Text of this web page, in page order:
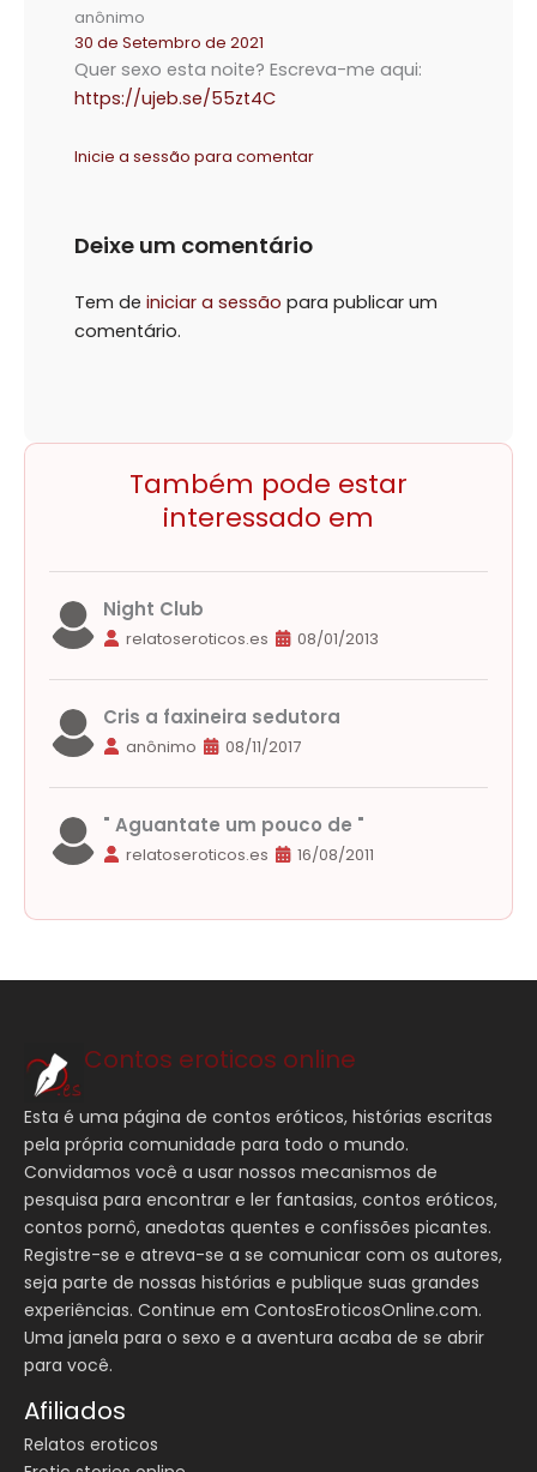
anônimo
30 de Setembro de 2021
Quer sexo esta noite? Escreva-me aqui:
https://ujeb.se/55zt4C
Inicie a sessão para comentar
Deixe um comentário
Tem de iniciar a sessão para publicar um
comentário.
Também pode estar
interessado em
Night Club
relatoseroticos.es 08/01/2013
Cris a faxineira sedutora
anônimo 08/11/2017
" Aguantate um pouco de "
relatoseroticos.es 16/08/2011
Contos eroticos online
Esta é uma página de contos eróticos, histórias escritas
pela própria comunidade para todo o mundo.
Convidamos você a usar nossos mecanismos de
pesquisa para encontrar e ler fantasias, contos eróticos,
contos pornô, anedotas quentes e confissões picantes.
Registre-se e atreva-se a se comunicar com os autores,
seja parte de nossas histórias e publique suas grandes
experiências. Continue em ContosEroticosOnline.com.
Uma janela para o sexo e a aventura acaba de se abrir
para você.
Afiliados
Relatos eroticos